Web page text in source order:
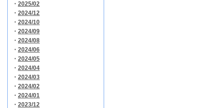
・ 2025/02
・ 2024/12
・ 2024/10
・ 2024/09
・ 2024/08
・ 2024/06
・ 2024/05
・ 2024/04
・ 2024/03
・ 2024/02
・ 2024/01
・ 2023/12